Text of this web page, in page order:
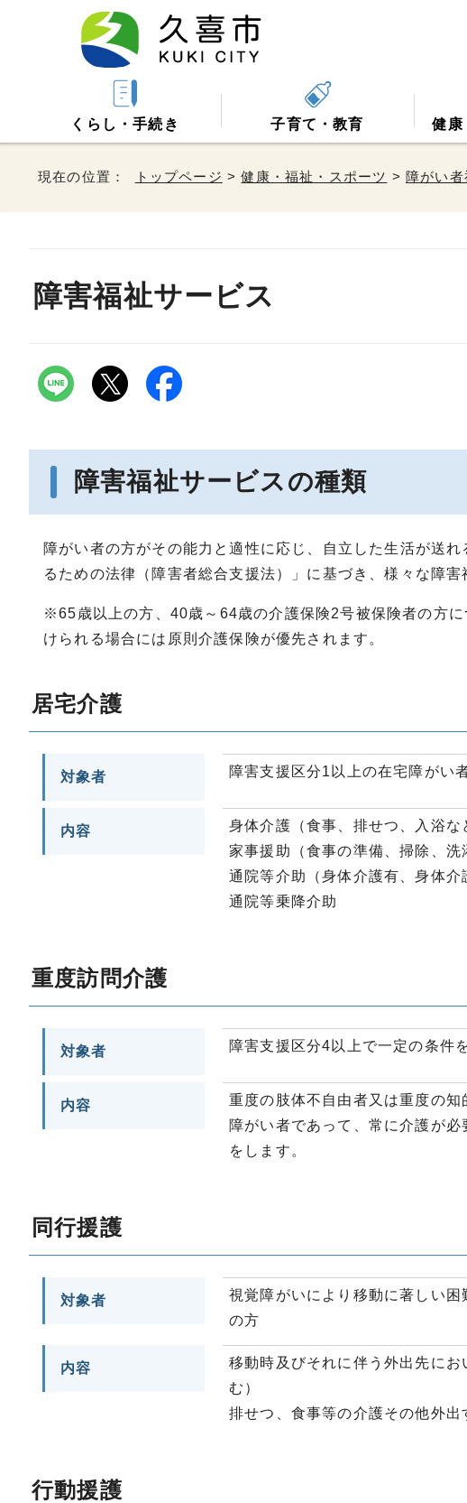
くらし・手続き 子育て・教育 健康
現在の位置： トップページ >健康・福祉・スポーツ >障がい者
障害福祉サービス
障害福祉サービスの種類
障がい者の方がその能力と適性に応じ、自立した生活が送
るための法律（障害者総合支援法）」に基づき、様々な障害
※65歳以上の方、40歳～64歳の介護保険2号被保険者の方
けられる場合には原則介護保険が優先されます。
居宅介護
対象者 障害支援区分1以上の在宅障がい
内容
身体介護（食事、排せつ、入浴な
家事援助（食事の準備、掃除、洗
通院等介助（身体介護有、身体介
通院等乗降介助
重度訪問介護
対象者 障害支援区分4以上で一定の条件
内容
重度の肢体不自由者又は重度の
障がい者であって、常に介護が
をします。
同行援護
対象者
視覚障がいにより移動に著しい
の方
内容
移動時及びそれに伴う外出先に
む）
排せつ、食事等の介護その他外出
行動援護